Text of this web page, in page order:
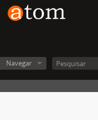
Navegar